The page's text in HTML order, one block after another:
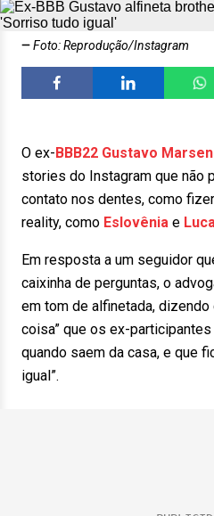
Foto: Reprodução/Instagram
O ex-BBB22 Gustavo
stories do Instagram que não
contato nos dentes, como
reality, como Eslovênia e
Em resposta a um seguidor
caixinha de perguntas, o
em tom de alfinetada, dizendo
coisa” que os ex-
quando saem da casa, e que
igual”.